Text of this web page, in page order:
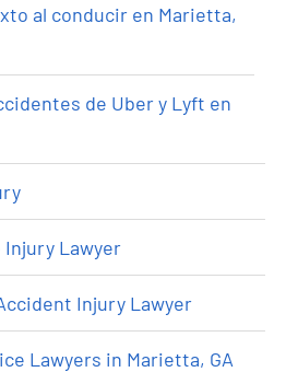
al conducir en Marietta,
de Uber y Lyft en
Injury Lawyer
Injury Lawyer
Lawyers in Marietta, GA